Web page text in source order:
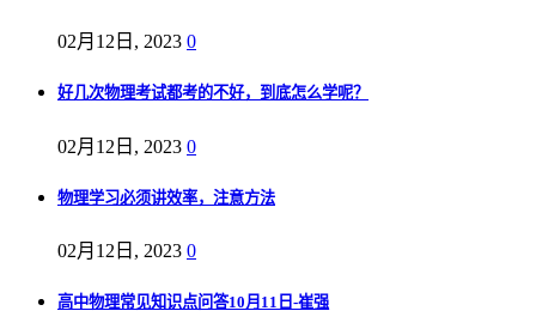
02月12日, 2023 0
好几次物理考试都考的不好，到底怎么学呢？
02月12日, 2023 0
物理学习必须讲效率，注意方法
02月12日, 2023 0
高中物理常见知识点问答10月11日-崔强